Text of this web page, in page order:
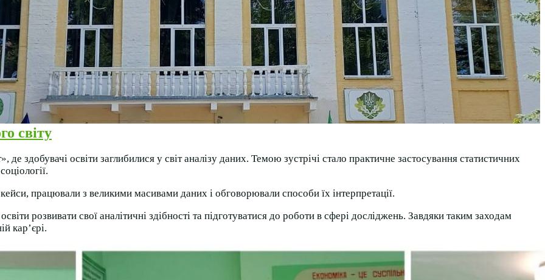
світу
здобувачі освіти заглибилися у світ аналізу даних. Темою зустрічі стало практичне застосування статистичних
працювали з великими масивами даних і обговорювали способи їх інтерпретації.
розвивати свої аналітичні здібності та підготуватися до роботи в сфері досліджень. Завдяки таким заходам
кар’єрі.